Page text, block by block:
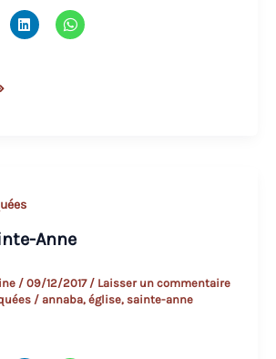
Anne
/ 09/12/2017 / Laisser un commentaire
/ annaba, église, sainte-anne